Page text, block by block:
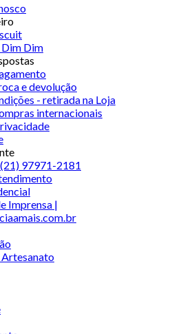
Dim
e devolução
- retirada na Loja
internacionais
97971-2181
Imprensa |